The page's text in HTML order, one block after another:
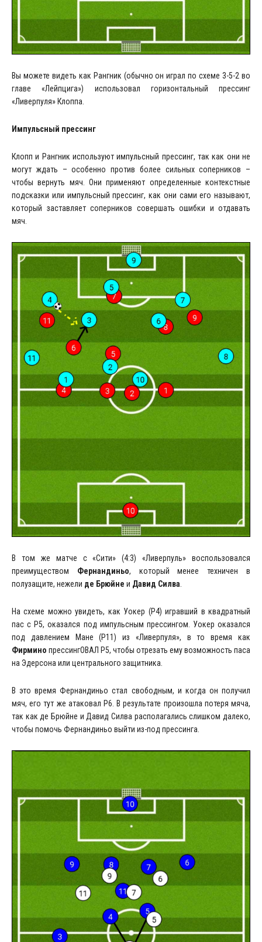
Вы можете видеть как Рангник (обычно он играл по схеме 3-5-2 во
главе «Лейпцига») использовал горизонтальный прессинг
«Ливерпуля» Клоппа.
Импульсный прессинг
Клопп и Рангник используют импульсный прессинг, так как они не
могут ждать – особенно против более сильных соперников –
чтобы вернуть мяч. Они применяют определенные контекстные
подсказки или импульсный прессинг, как они сами его называют,
который заставляет соперников совершать ошибки и отдавать
мяч.
В том же матче с «Сити» (4:3) «Ливерпуль» воспользовался
преимуществом Фернандиньо, который менее техничен в
полузащите, нежели де Брюйне и Давид Силва
На схеме можно увидеть, как Уокер (P4) игравший в квадратный
пас с P5, оказался под импульсным прессингом. Уокер оказался
под давлением Мане (P11) из «Ливерпуля», в то время как
Фирмино прессингОВАЛ P5, чтобы отрезать ему возможность паса
на Эдерсона или центрального защитника.
В это время Фернандиньо стал свободным, и когда он получил
мяч, его тут же атаковал P6. В результате произошла потеря мяча,
так как де Брюйне и Давид Силва располагались слишком далеко,
чтобы помочь Фернандиньо выйти из-под прессинга.